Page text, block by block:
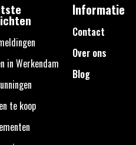
in Werkendam
te koop
Informatie
Contact
Over ons
Blog